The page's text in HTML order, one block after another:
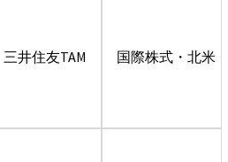
三井住友TAM 国際株式・北米